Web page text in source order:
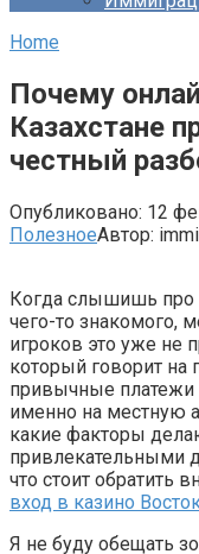
Home
Почему
Казахстане
честный
Опубликовано: 12
ПолезноеАвтор:
Когда слышишь про
чего-то знакомого,
игроков это уже не
который говорит на
привычные платежи
именно на местную
какие факторы
привлекательными
что стоит обратить
вход в казино
Я не буду обещать